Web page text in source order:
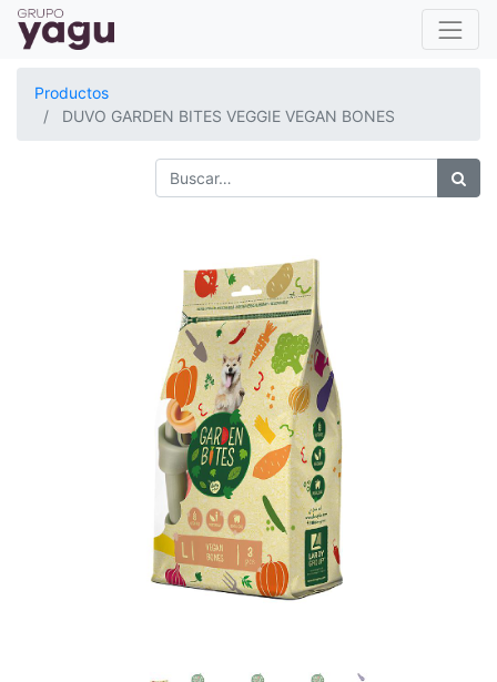
Productos
DUVO GARDEN BITES VEGGIE VEGAN BONES